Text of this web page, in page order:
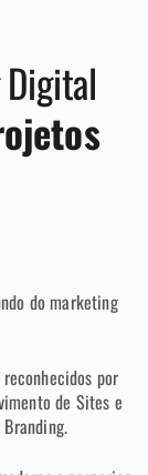
do marketing
por
de Sites e